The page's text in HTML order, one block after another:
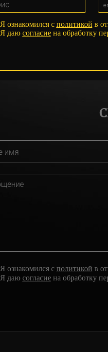
Я ознакомился с политикой в
Я даю согласиена обработку
Я ознакомился с политикой в
Я даю согласиена обработку